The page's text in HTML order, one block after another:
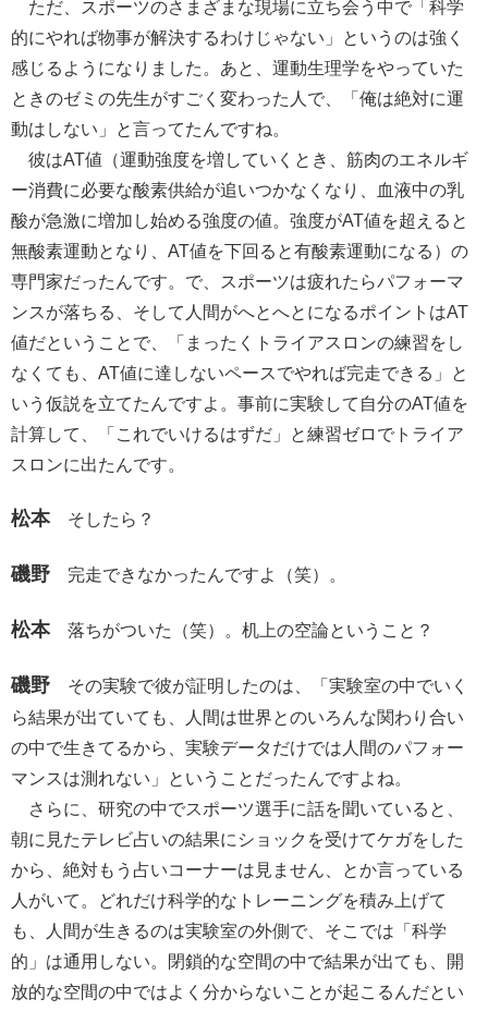
ただ、スポーツのさまざまな現場に立ち会う中で「科学
的にやれば物事が解決するわけじゃない」というのは強く
感じるようになりました。あと、運動生理学をやっていた
ときのゼミの先生がすごく変わった人で、「俺は絶対に運
動はしない」と言ってたんですね。
彼はAT値（運動強度を増していくとき、筋肉のエネルギ
ー消費に必要な酸素供給が追いつかなくなり、血液中の乳
酸が急激に増加し始める強度の値。強度がAT値を超えると
無酸素運動となり、AT値を下回ると有酸素運動になる）の
専門家だったんです。で、スポーツは疲れたらパフォーマ
ンスが落ちる、そして人間がへとへとになるポイントはAT
値だということで、「まったくトライアスロンの練習をし
なくても、AT値に達しないペースでやれば完走できる」と
いう仮説を立てたんですよ。事前に実験して自分のAT値を
計算して、「これでいけるはずだ」と練習ゼロでトライア
スロンに出たんです。
松本そしたら？
磯野 完走できなかったんですよ（笑）。
松本落ちがついた（笑）。机上の空論ということ？
磯野 その実験で彼が証明したのは、「実験室の中でいく
ら結果が出ていても、人間は世界とのいろんな関わり合い
の中で生きてるから、実験データだけでは人間のパフォー
マンスは測れない」ということだったんですよね。
さらに、研究の中でスポーツ選手に話を聞いていると、
朝に見たテレビ占いの結果にショックを受けてケガをした
から、絶対もう占いコーナーは見ません、とか言っている
人がいて。どれだけ科学的なトレーニングを積み上げて
も、人間が生きるのは実験室の外側で、そこでは「科学
的」は通用しない。閉鎖的な空間の中で結果が出ても、開
放的な空間の中ではよく分からないことが起こるんだとい